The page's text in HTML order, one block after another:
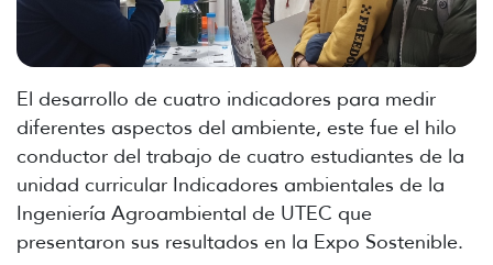
El desarrollo de cuatro indicadores para medir
diferentes aspectos del ambiente, este fue el hilo
conductor del trabajo de cuatro estudiantes de la
unidad curricular Indicadores ambientales de la
Ingeniería Agroambiental de UTEC que
presentaron sus resultados en la Expo Sostenible.